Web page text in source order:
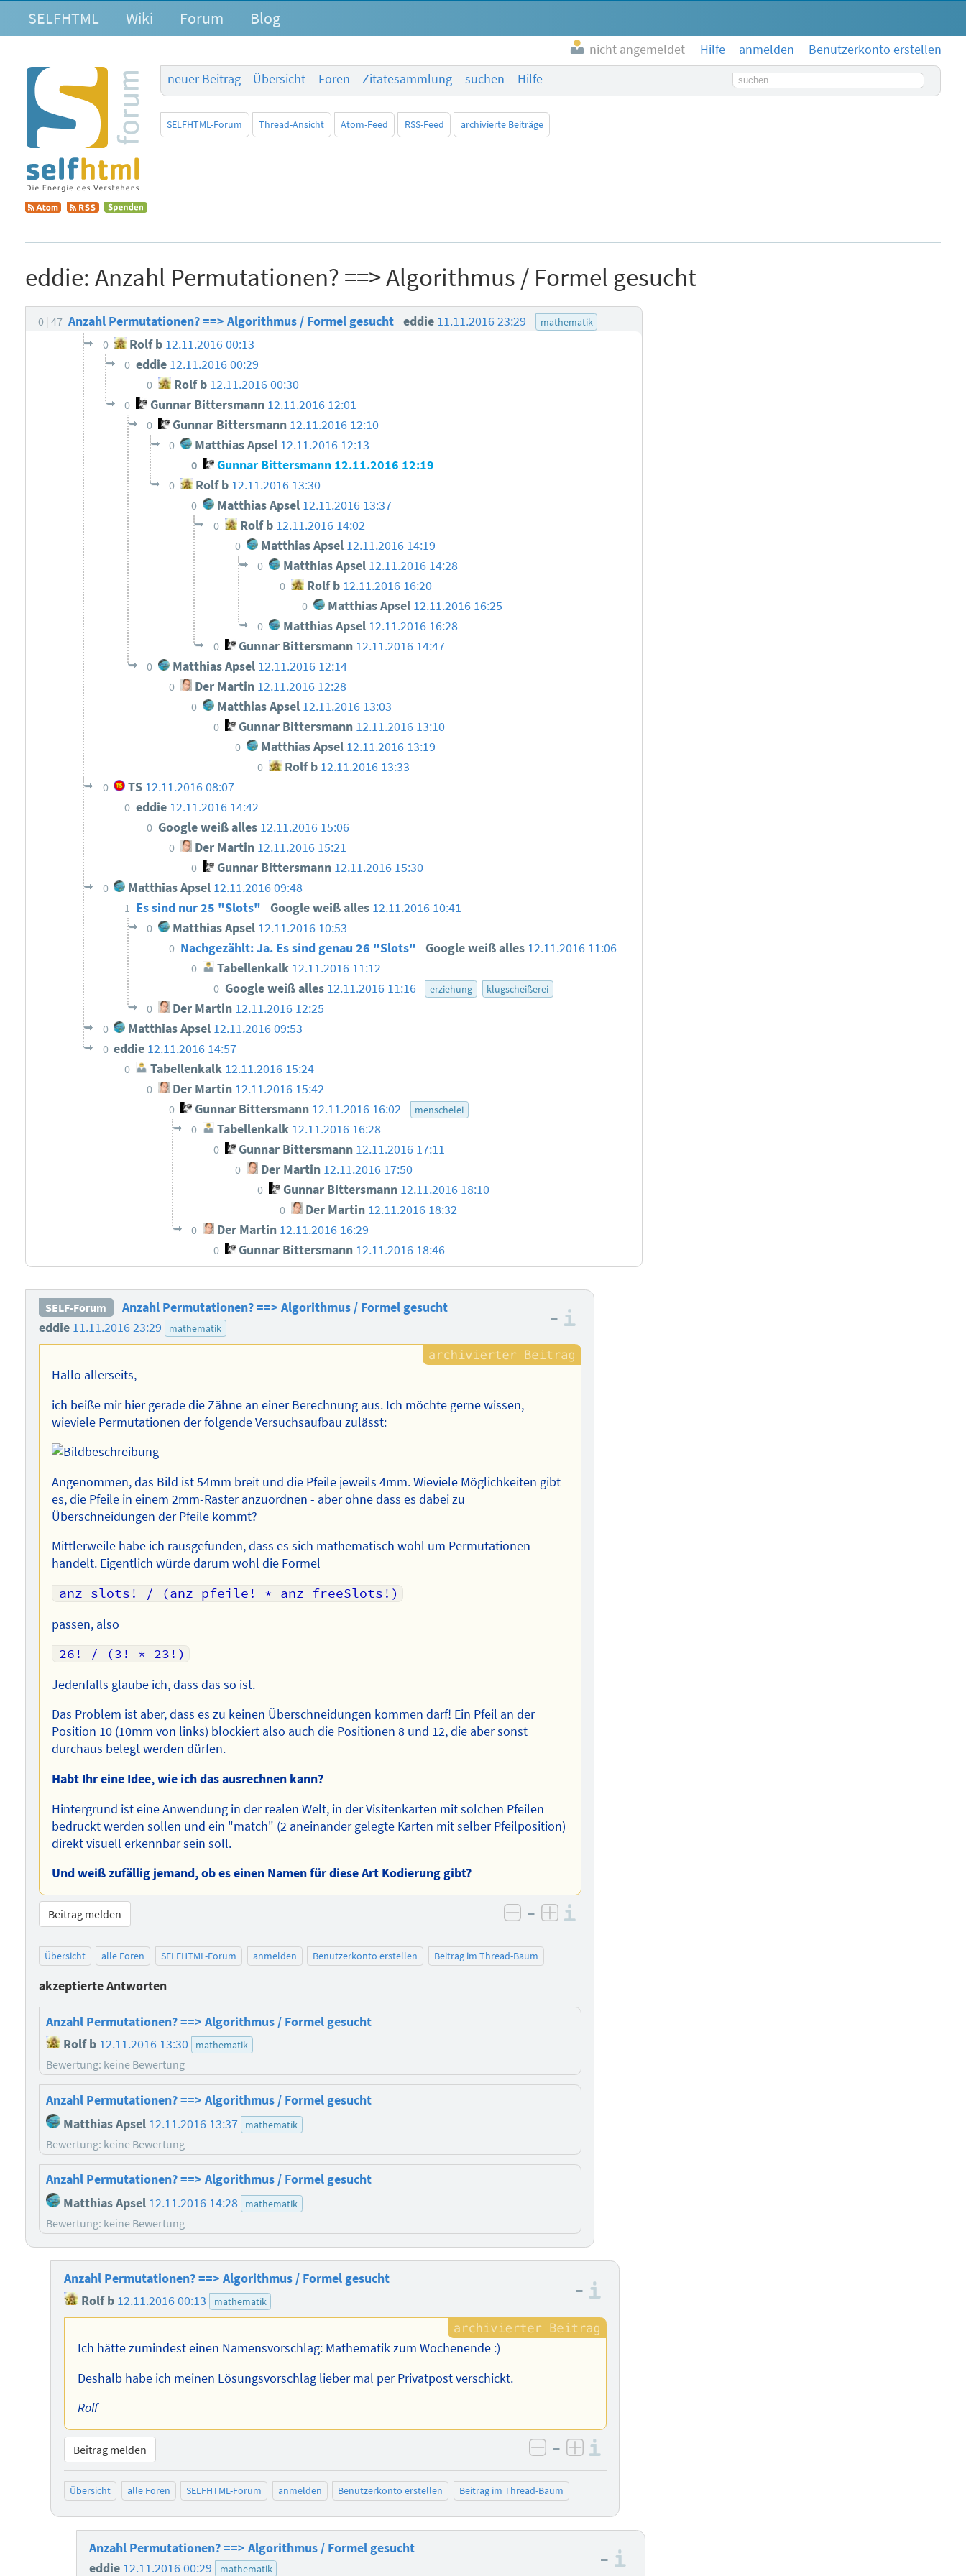
SELFHTML Wiki Forum Blog
nicht angemeldet Hilfe anmelden
Benutzerkonto erstellen
neuer Beitrag
Übersicht Foren Zitatesammlung suchen Hilfe Suchbegriff
SELFHTML-Forum Thread-Ansicht Atom-Feed RSS-Feed archivierte Beiträge
eddie: Anzahl Permutationen? ==> Algorithmus / Formel gesucht
0 47 Anzahl Permutationen? ==> Algorithmus / Formel gesucht eddie 11.11.2016 23:29 mathematik
0 Rolf b 12.11.2016 00:13
0 eddie 12.11.2016 00:29
0 Rolf b 12.11.2016 00:30
0 Gunnar Bittersmann 12.11.2016 12:01
0 Gunnar Bittersmann 12.11.2016 12:10
0 Matthias Apsel 12.11.2016 12:13
0 Gunnar Bittersmann 12.11.2016 12:19
0 Rolf b 12.11.2016 13:30
0 Matthias Apsel 12.11.2016 13:37
0 Rolf b 12.11.2016 14:02
0 Matthias Apsel 12.11.2016 14:19
0 Matthias Apsel 12.11.2016 14:28
0 Rolf b 12.11.2016 16:20
0 Matthias Apsel 12.11.2016 16:25
0 Matthias Apsel 12.11.2016 16:28
0 Gunnar Bittersmann 12.11.2016 14:47
0 Matthias Apsel 12.11.2016 12:14
0 Der Martin 12.11.2016 12:28
0 Matthias Apsel 12.11.2016 13:03
0 Gunnar Bittersmann 12.11.2016 13:10
0 Matthias Apsel 12.11.2016 13:19
0 Rolf b 12.11.2016 13:33
0 TS 12.11.2016 08:07
0 eddie 12.11.2016 14:42
0 Google weiß alles 12.11.2016 15:06
0 Der Martin 12.11.2016 15:21
0 Gunnar Bittersmann 12.11.2016 15:30
0 Matthias Apsel 12.11.2016 09:48
1 Es sind nur 25 "Slots" Google weiß alles 12.11.2016 10:41
0 Matthias Apsel 12.11.2016 10:53
0 Nachgezählt: Ja. Es sind genau 26 "Slots" Google weiß alles 12.11.2016 11:06
0 Tabellenkalk 12.11.2016 11:12
0 Google weiß alles 12.11.2016 11:16 erziehung klugscheißerei
0 Der Martin 12.11.2016 12:25
0 Matthias Apsel 12.11.2016 09:53
0 eddie 12.11.2016 14:57
0 Tabellenkalk 12.11.2016 15:24
0 Der Martin 12.11.2016 15:42
0 Gunnar Bittersmann 12.11.2016 16:02 menschelei
0 Tabellenkalk 12.11.2016 16:28
0 Gunnar Bittersmann 12.11.2016 17:11
0 Der Martin 12.11.2016 17:50
0 Gunnar Bittersmann 12.11.2016 18:10
0 Der Martin 12.11.2016 18:32
0 Der Martin 12.11.2016 16:29
0 Gunnar Bittersmann 12.11.2016 18:46
SELF-Forum
Anzahl Permutationen? ==> Algorithmus / Formel gesucht
eddie 11.11.2016 23:29 mathematik –
Hallo allerseits,
ich beiße mir hier gerade die Zähne an einer Berechnung aus. Ich möchte gerne wissen,
wieviele Permutationen der folgende Versuchsaufbau zulässt:
Angenommen, das Bild ist 54mm breit und die Pfeile jeweils 4mm. Wieviele Möglichkeiten gibt
es, die Pfeile in einem 2mm-Raster anzuordnen - aber ohne dass es dabei zu
Überschneidungen der Pfeile kommt?
Mittlerweile habe ich rausgefunden, dass es sich mathematisch wohl um Permutationen
handelt. Eigentlich würde darum wohl die Formel
passen, also
Jedenfalls glaube ich, dass das so ist.
Das Problem ist aber, dass es zu keinen Überschneidungen kommen darf! Ein Pfeil an der
Position 10 (10mm von links) blockiert also auch die Positionen 8 und 12, die aber sonst
durchaus belegt werden dürfen.
Habt Ihr eine Idee, wie ich das ausrechnen kann?
Hintergrund ist eine Anwendung in der realen Welt, in der Visitenkarten mit solchen Pfeilen
bedruckt werden sollen und ein "match" (2 aneinander gelegte Karten mit selber Pfeilposition)
direkt visuell erkennbar sein soll.
Und weiß zufällig jemand, ob es einen Namen für diese Art Kodierung gibt?
Beitrag melden negativ bewerten
– positiv bewerten
Übersicht alle Foren SELFHTML-Forum anmelden Benutzerkonto erstellen Beitrag im Thread-Baum
akzeptierte Antworten
Anzahl Permutationen? ==> Algorithmus / Formel gesucht
Rolf b 12.11.2016 13:30 mathematik
Bewertung: keine Bewertung
Anzahl Permutationen? ==> Algorithmus / Formel gesucht
Matthias Apsel 12.11.2016 13:37 mathematik
Bewertung: keine Bewertung
Anzahl Permutationen? ==> Algorithmus / Formel gesucht
Matthias Apsel 12.11.2016 14:28 mathematik
Bewertung: keine Bewertung
Anzahl Permutationen? ==> Algorithmus / Formel gesucht
Rolf b 12.11.2016 00:13 mathematik
–
Ich hätte zumindest einen Namensvorschlag: Mathematik zum Wochenende :)
Deshalb habe ich meinen Lösungsvorschlag lieber mal per Privatpost verschickt.
Rolf
Beitrag melden negativ bewerten
– positiv bewerten
Übersicht alle Foren SELFHTML-Forum anmelden Benutzerkonto erstellen Beitrag im Thread-Baum
Anzahl Permutationen? ==> Algorithmus / Formel gesucht
eddie 12.11.2016 00:29 mathematik –